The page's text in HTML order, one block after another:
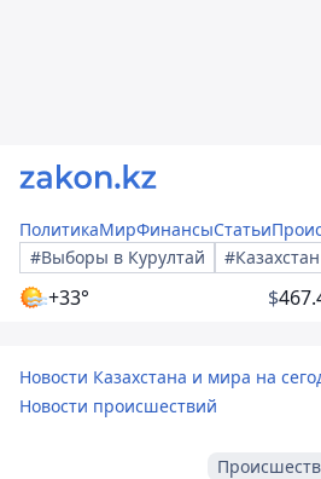
ПолитикаМирФинансыСтатьи
#Выборы в Курултай
+33° $
Новости Казахстана и мира на
Новости происшествий